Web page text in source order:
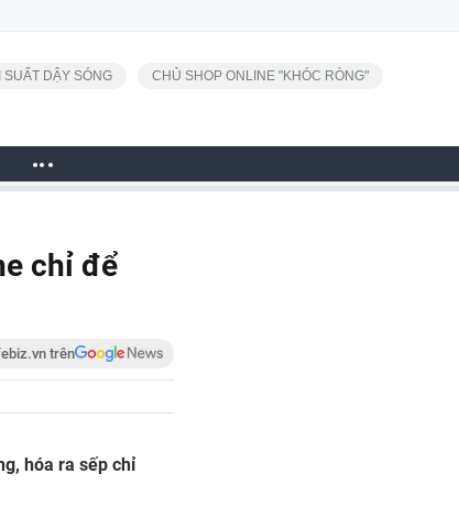
SUẤT DẬY SÓNG CHỦ SHOP ONLINE "KHÓC RÒNG"
chỉ để
trên
hóa ra sếp chỉ